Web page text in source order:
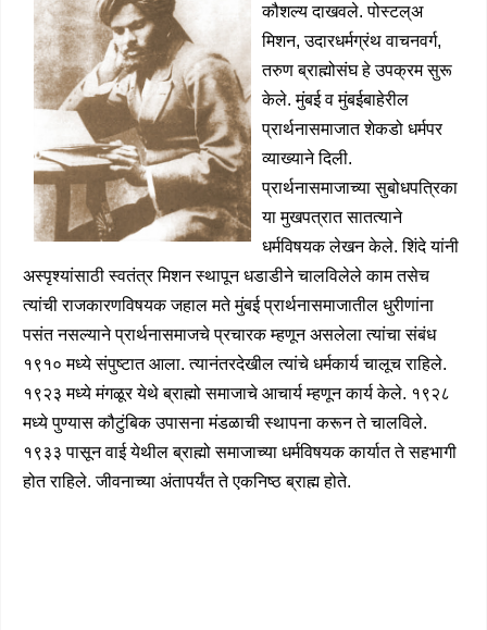
कौशल्य दाखवले. पोस्टल्अ
मिशन, उदारधर्मग्रंथ वाचनवर्ग,
तरुण ब्राह्मोसंघ हे उपक्रम सुरू
केले. मुंबई व मुंबईबाहेरील
प्रार्थनासमाजात शेकडो धर्मपर
व्याख्याने दिली.
प्रार्थनासमाजाच्या सुबोधपत्रिका
या मुखपत्रात सातत्याने
धर्मविषयक लेखन केले. शिंदे यांनी
अस्पृश्यांसाठी स्वतंत्र मिशन स्थापून धडाडीने चालविलेले काम तसेच
त्यांची राजकारणविषयक जहाल मते मुंबई प्रार्थनासमाजातील धुरीणांना
पसंत नसल्याने प्रार्थनासमाजचे प्रचारक म्हणून असलेला त्यांचा संबंध
१९१० मध्ये संपुष्टात आला. त्यानंतरदेखील त्यांचे धर्मकार्य चालूच राहिले.
१९२३ मध्ये मंगळूर येथे ब्राह्मो समाजाचे आचार्य म्हणून कार्य केले. १९२८
मध्ये पुण्यास कौटुंबिक उपासना मंडळाची स्थापना करून ते चालविले.
१९३३ पासून वाई येथील ब्राह्मो समाजाच्या धर्मविषयक कार्यात ते सहभागी
होत राहिले. जीवनाच्या अंतापर्यंत ते एकनिष्ठ ब्राह्म होते.